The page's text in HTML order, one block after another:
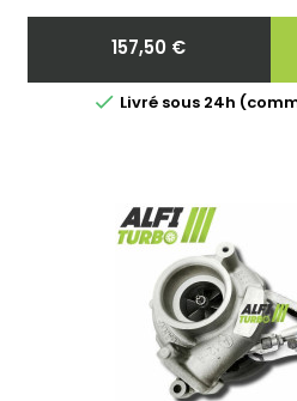
Prix
157,50 €
 Livré sous 24h